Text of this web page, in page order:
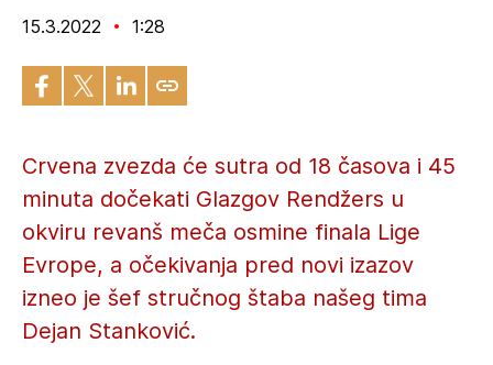
15.3.2022 1:28
Crvena zvezda će sutra od 18 časova i 45
minuta dočekati Glazgov Rendžers u
okviru revanš meča osmine finala Lige
Evrope, a očekivanja pred novi izazov
izneo je šef stručnog štaba našeg tima
Dejan Stanković.